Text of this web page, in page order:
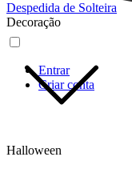
Despedida de Solteira
Decoração
Halloween
Entrar
Criar conta